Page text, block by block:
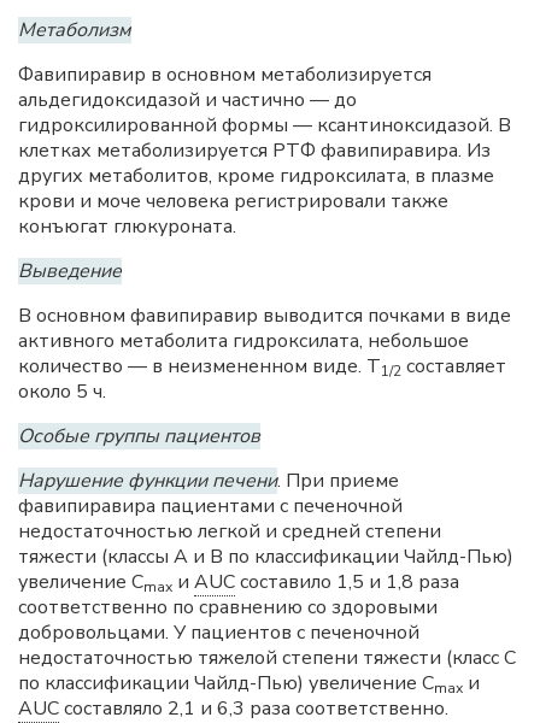
Метаболизм
Фавипиравир в основном метаболизируется
альдегидоксидазой и частично — до
гидроксилированной формы — ксантиноксидазой. В
клетках метаболизируется РТФ фавипиравира. Из
других метаболитов, кроме гидроксилата, в плазме
крови и моче человека регистрировали также
конъюгат глюкуроната.
Выведение
В основном фавипиравир выводится почками в виде
активного метаболита гидроксилата, небольшое
количество — в неизмененном виде. Т1/2 составляет
около 5 ч.
Особые группы пациентов
Нарушение функции печени. При приеме
фавипиравира пациентами с печеночной
недостаточностью легкой и средней степени
тяжести (классы А и В по классификации Чайлд-Пью)
увеличение Сmах и AUCсоставило 1,5 и 1,8 раза
соответственно по сравнению со здоровыми
добровольцами. У пациентов с печеночной
недостаточностью тяжелой степени тяжести (класс С
по классификации Чайлд-Пью) увеличение Сmах и
AUCсоставляло 2,1 и 6,3 раза соответственно.